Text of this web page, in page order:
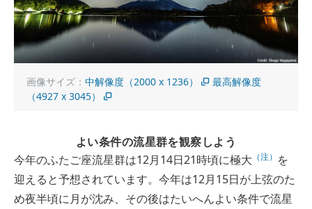
画像サイズ： 中解像度（2000 x 1236）
最高解像度
（4927 x 3045）
よい条件の流星群を観察しよう
今年のふたご座流星群は12月14日21時頃に極大 （注） を
迎えると予想されています。今年は12月15日が上弦のた
め夜半頃に月が沈み、その後はたいへんよい条件で流星